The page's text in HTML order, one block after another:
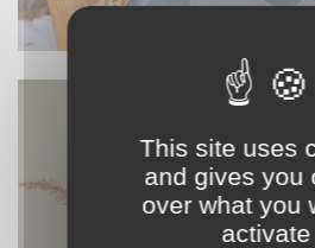
This site uses
and gives you
over what you
activate